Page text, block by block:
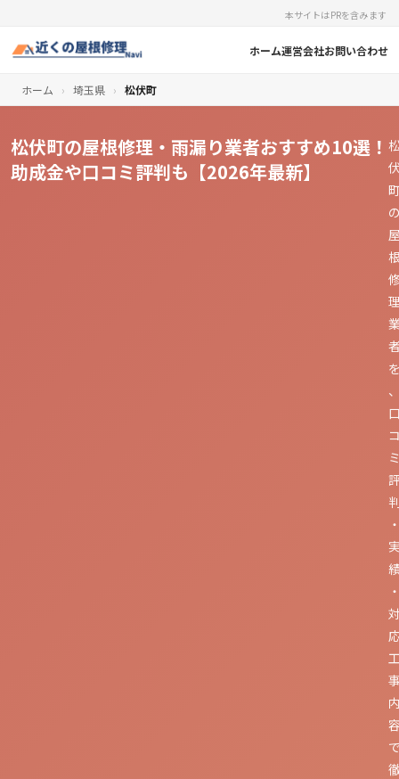
本サイトはPRを含みます
ホーム運営会社お問い合わせ
ホーム › 埼玉県 › 松伏町
松伏町の屋根修理・雨漏り業者おすすめ10選！
助成金や口コミ評判も【2026年最新】